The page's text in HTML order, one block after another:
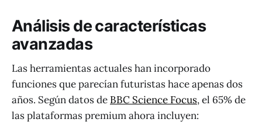
Análisis de características
avanzadas
Las herramientas actuales han incorporado
funciones que parecían futuristas hace apenas dos
años. Según datos de BBC Science Focus, el 65% de
las plataformas premium ahora incluyen: